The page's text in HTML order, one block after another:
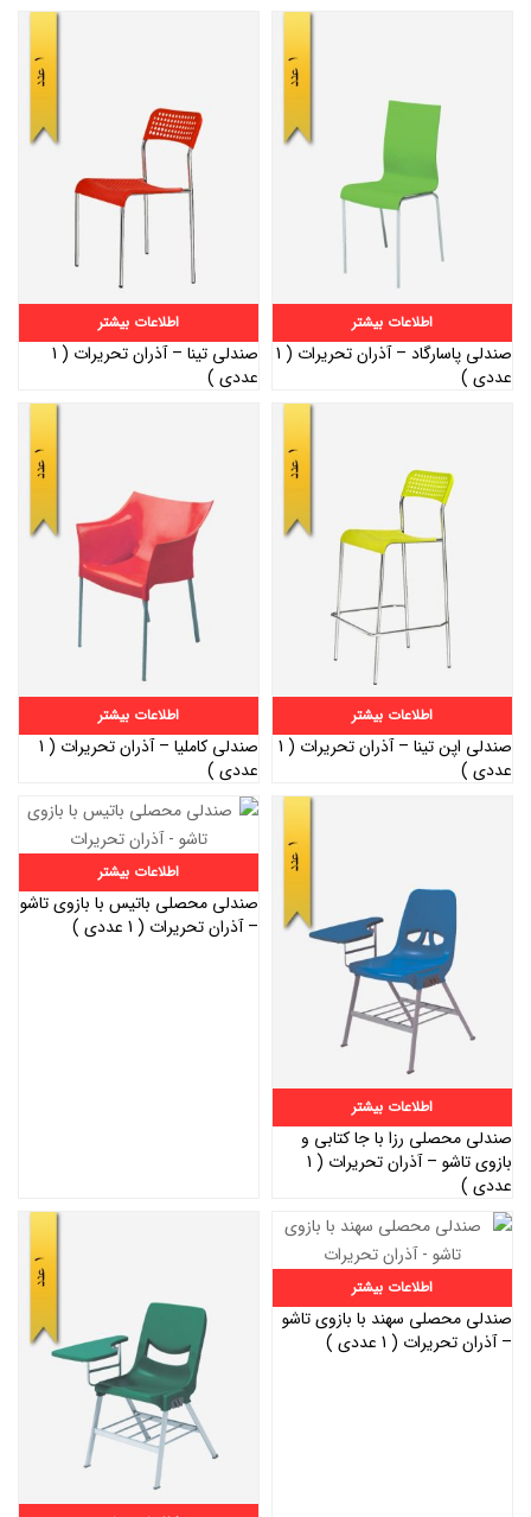
اطلاعات بیشتر
صندلی پاسارگاد – آذران تحریرات ( 1
عددی )
اطلاعات بیشتر
صندلی تینا – آذران تحریرات ( 1
عددی )
اطلاعات بیشتر
صندلی اپن تینا – آذران تحریرات ( 1
عددی )
اطلاعات بیشتر
صندلی کاملیا – آذران تحریرات ( 1
عددی )
اطلاعات بیشتر
صندلی محصلی رزا با جا کتابی و
بازوی تاشو – آذران تحریرات ( 1
عددی )
اطلاعات بیشتر
صندلی محصلی باتیس با بازوی تاشو
– آذران تحریرات ( 1 عددی )
اطلاعات بیشتر
صندلی محصلی سهند با بازوی تاشو
– آذران تحریرات ( 1 عددی )